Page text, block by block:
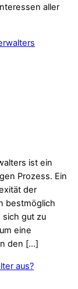
aller
ist ein
Prozess. Ein
der
bestmöglich
sich gut zu
eine
den […]